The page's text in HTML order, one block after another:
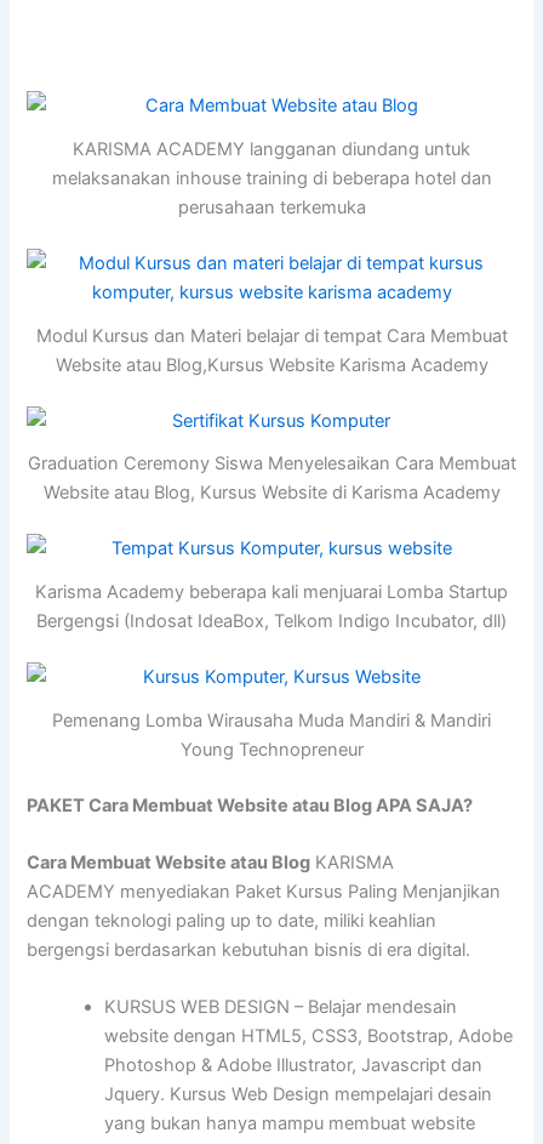
KARISMA ACADEMY langganan diundang untuk
melaksanakan inhouse training di beberapa hotel dan
perusahaan terkemuka
Modul Kursus dan Materi belajar di tempat Cara Membuat
Website atau Blog,Kursus Website Karisma Academy
Graduation Ceremony Siswa Menyelesaikan Cara Membuat
Website atau Blog, Kursus Website di Karisma Academy
Karisma Academy beberapa kali menjuarai Lomba Startup
Bergengsi (Indosat IdeaBox, Telkom Indigo Incubator, dll)
Pemenang Lomba Wirausaha Muda Mandiri & Mandiri
Young Technopreneur
PAKET Cara Membuat Website atau Blog APA SAJA?
Cara Membuat Website atau Blog KARISMA
ACADEMY menyediakan Paket Kursus Paling Menjanjikan
dengan teknologi paling up to date, miliki keahlian
bergengsi berdasarkan kebutuhan bisnis di era digital.
KURSUS WEB DESIGN – Belajar mendesain
website dengan HTML5, CSS3, Bootstrap, Adobe
Photoshop & Adobe Illustrator, Javascript dan
Jquery. Kursus Web Design mempelajari desain
yang bukan hanya mampu membuat website